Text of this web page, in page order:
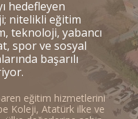
hedefleyen
nitelikli eğitim
teknoloji, yabancı
spor ve sosyal
başarılı
eğitim hizmetlerini
Koleji, Atatürk ilke ve